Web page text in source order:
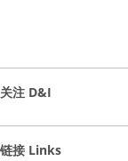
关注 D&I
链接 Links